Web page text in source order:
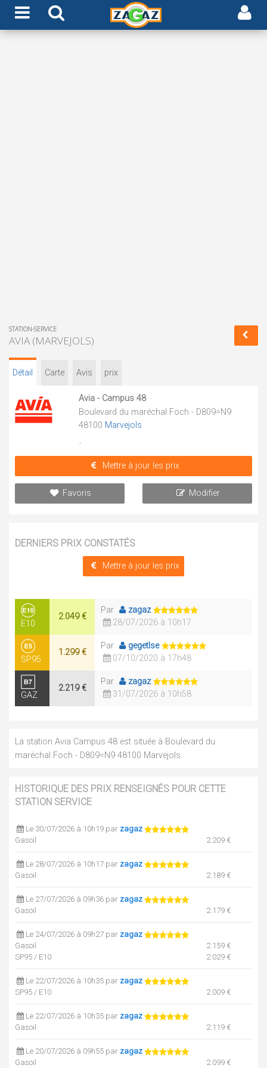
STATION-SERVICE
AVIA (MARVEJOLS)
Détail Carte Avis prix
Avia - Campus 48
Boulevard du maréchal Foch - D809=N9
48100 Marvejols
-
Mettre à jour les prix
Favoris Modifier
DERNIERS PRIX CONSTATÉS
Mettre à jour les prix
E10
2.049 €
Par
zagaz
28/07/2026 à 10h17
SP95
1.299 €
Par
gegetlse
07/10/2020 à 17h48
GAZ
2.219 €
Par
zagaz
31/07/2026 à 10h58
La station Avia Campus 48 est située à Boulevard du
maréchal Foch - D809=N9 48100 Marvejols.
HISTORIQUE DES PRIX RENSEIGNÉS POUR CETTE
STATION SERVICE
Le 30/07/2026 à 10h19 par zagaz
Gasoil
2.209 €
Le 28/07/2026 à 10h17 par zagaz
Gasoil
2.189 €
Le 27/07/2026 à 09h36 par zagaz
Gasoil
2.179 €
Le 24/07/2026 à 09h27 par zagaz
Gasoil
2.159 €
SP95 / E10
2.029 €
Le 22/07/2026 à 10h35 par zagaz
SP95 / E10
2.009 €
Le 22/07/2026 à 10h35 par zagaz
Gasoil
2.119 €
Le 20/07/2026 à 09h55 par zagaz
Gasoil
2.099 €